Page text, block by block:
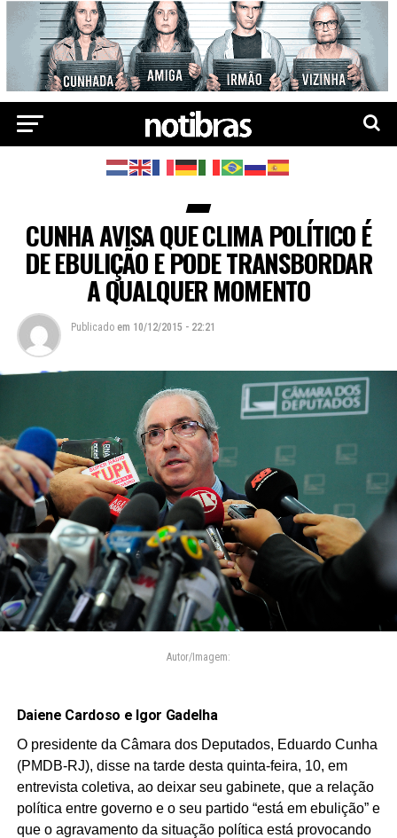
CUNHA AVISA QUE CLIMA POLÍTICO É
DE EBULIÇÃO E PODE TRANSBORDAR
A QUALQUER MOMENTO
Publicado em 10/12/2015 - 22:21
Autor/Imagem:
Daiene Cardoso e Igor Gadelha
O presidente da Câmara dos Deputados, Eduardo Cunha
(PMDB-RJ), disse na tarde desta quinta-feira, 10, em
entrevista coletiva, ao deixar seu gabinete, que a relação
política entre governo e o seu partido “está em ebulição” e
que o agravamento da situação política está provocando